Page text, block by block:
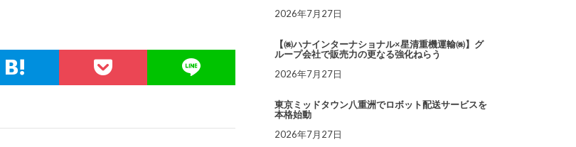
2026年7月27日
【㈱ハナインターナショナル×星清重機運輸㈱】グ
ループ会社で販売力の更なる強化ねらう
2026年7月27日
東京ミッドタウン八重洲でロボット配送サービスを
本格始動
2026年7月27日